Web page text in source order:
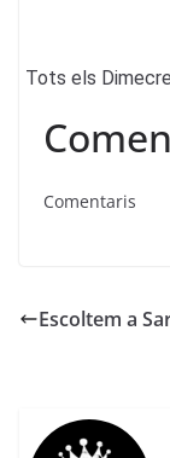
Tots els
Comentaris
Escoltem a